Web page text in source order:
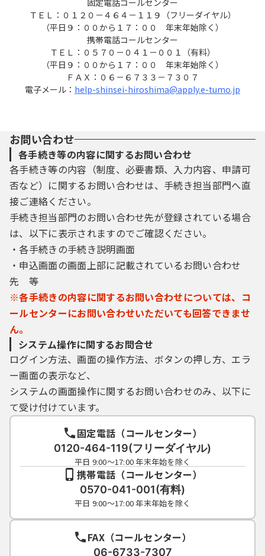
う。）に対して，システムを提供するものと
します。なお，利用者は，利用の前に必ずこ
の規約を確認していただくとともに，この規
約に同意できない場合は利用をお断りしま
す。
（２）システムを利用する利用者は，この規
約に同意したものとします。
（１）利用者は，システムにおいてログイン
認証が必要な手続きを申請する場合は，事前
に利用者ＩＤ及びパスワードを取得する必要
があります。
（２）登録された利用者ＩＤ及び個人情報等
は県内自治体で共同管理され，共通に利用で
きるものとします。
（３）利用者は，システムの利用の際に取得
した利用者ＩＤ及び本人が登録したパスワー
ドについて，自らの責任において厳重に管理
し，第三者への漏えい防止に努めることとし
（４）県内自治体は，利用者ＩＤを必要とす
る手続においては，利用された利用者ＩＤ及
びパスワードに基づき，すべて当該利用者Ｉ
者ＩＤ及びパスワードの事故により発生した
損害等について，一切の責任を負いません。
（５）利用者は，利用者ＩＤ又はパスワード
を亡失した場合には，改めて新規の利用者Ｉ
合，亡失した利用者ＩＤと同じ利用者ＩＤを
取得することはできません。
（６）２年間ログインがなされなかった利用
者ＩＤは自動的に削除されます。削除後にシ
ステムを利用する場合は新規に利用者ＩＤを
取得するものとします。
（７）県内自治体及びシステム提供事業者(コ
ールセンターを含みます。)は，登録されてい
る利用者ＩＤ及び情報の内容又は既に発行さ
れた利用者ＩＤの亡失等に関する問合せに
は，一切お答えできません。
固定電話コールセンター
ＴＥＬ：０１２０－４６４－１１９（フリーダイヤル）
（平日９：００から１７：００ 年末年始除く）
携帯電話コールセンター
ＴＥＬ：０５７０－０４１－００１（有料）
（平日９：００から１７：００ 年末年始除く）
ＦＡＸ：０６－６７３３－７３０７
電子メール： help-shinsei-hiroshima@apply.e-tumo.jp
お問い合わせ
各手続き等の内容に関するお問い合わせ
各手続き等の内容（制度、必要書類、入力内容、申請可
否など）に関するお問い合わせは、手続き担当部門へ直
接ご連絡ください。
手続き担当部門のお問い合わせ先が登録されている場合
は、以下に表示されますのでご確認ください。
・各手続きの手続き説明画面
・申込画面の画面上部に記載されているお問い合わせ
先 等
※各手続きの内容に関するお問い合わせについては、コ
ールセンターにお問い合わせいただいても回答できませ
ん。
システム操作に関するお問合せ
ログイン方法、画面の操作方法、ボタンの押し方、エラ
ー画面の表示など、
システムの画面操作に関するお問い合わせのみ、以下に
て受け付けています。
固定電話（コールセンター）
0120-464-119(フリーダイヤル)
平日 9:00～17:00 年末年始を除く
携帯電話（コールセンター）
0570-041-001(有料)
平日 9:00～17:00 年末年始を除く
FAX（コールセンター）
06-6733-7307